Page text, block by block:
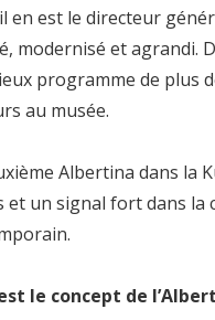
en est le directeur
modernisé et agrandi.
programme de plus
au musée.
Albertina dans la
et un signal fort dans la
le concept de